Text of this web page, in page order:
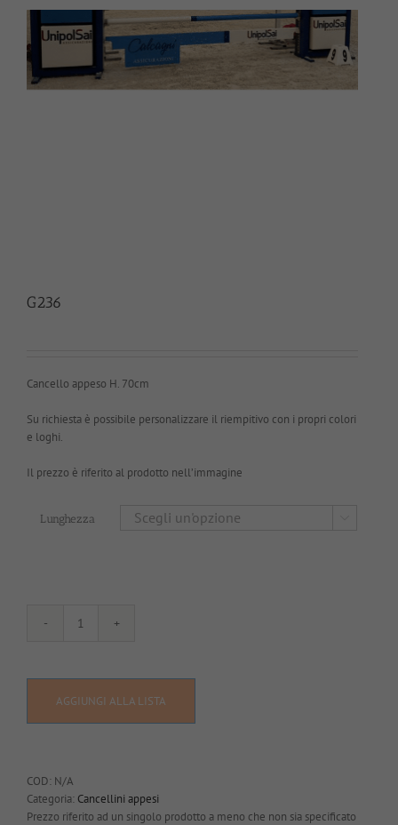
G236
Cancello appeso H. 70cm
Su richiesta è possibile personalizzare il riempitivo con i propri colori
e loghi.
Il prezzo è riferito al prodotto nell’immagine
Lunghezza
G236
AGGIUNGI ALLA LISTA
COD: N/A
Categoria: Cancellini appesi
Prezzo riferito ad un singolo prodotto a meno che non sia specificato